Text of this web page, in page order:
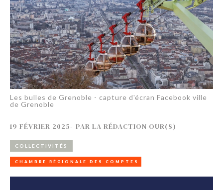
Les bulles de Grenoble - capture d'écran Facebook ville
de Grenoble
19 FÉVRIER 2025- PAR LA RÉDACTION OUR(S)
COLLECTIVITÉS
CHAMBRE RÉGIONALE DES COMPTES